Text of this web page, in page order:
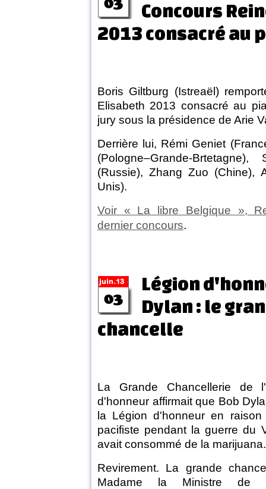
Concours
2013 consacré au
Boris Giltburg (Istreaël)
Elisabeth 2013 consacré au
jury sous la présidence de Arie
Derrière lui, Rémi Geniet
(Pologne–Grande-Brtetagne),
(Russie), Zhang Zuo (Chine),
Unis).
Voir « La libre Belgique »,
dernier concours.
Légion
Dylan : le
chancelle
La Grande Chancellerie de
d'honneur affirmait que Bob
la Légion d'honneur en
pacifiste pendant la guerre du
avait consommé de la marijuana.
Revirement. La grande
Madame la Ministre de